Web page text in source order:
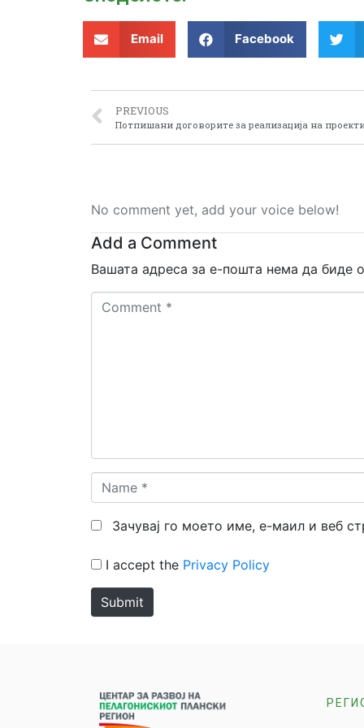
Email Facebook
PREVIOUS
Потпишани договорите за реализација на
No comment yet, add your voice below!
Add a Comment
Вашата адреса за е-пошта нема да биде
Comment
Name
*
Зачувај го моето име, е-маил и веб
I accept the Privacy Policy
Submit